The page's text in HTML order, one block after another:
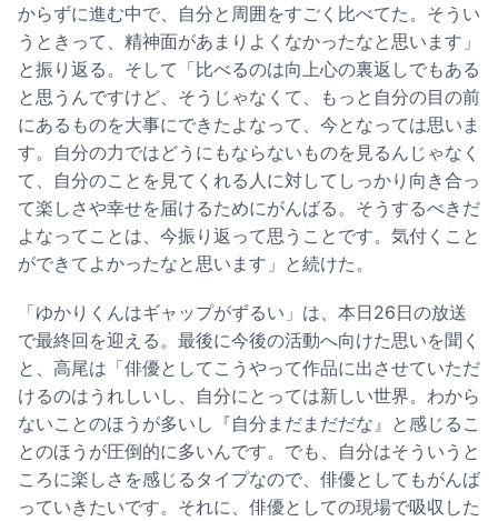
からずに進む中で、自分と周囲をすごく比べてた。そうい
うときって、精神面があまりよくなかったなと思います」
と振り返る。そして「比べるのは向上心の裏返しでもある
と思うんですけど、そうじゃなくて、もっと自分の目の前
にあるものを大事にできたよなって、今となっては思いま
す。自分の力ではどうにもならないものを見るんじゃなく
て、自分のことを見てくれる人に対してしっかり向き合っ
て楽しさや幸せを届けるためにがんばる。そうするべきだ
よなってことは、今振り返って思うことです。気付くこと
ができてよかったなと思います」と続けた。
「ゆかりくんはギャップがずるい」は、本日26日の放送
で最終回を迎える。最後に今後の活動へ向けた思いを聞く
と、高尾は「俳優としてこうやって作品に出させていただ
けるのはうれしいし、自分にとっては新しい世界。わから
ないことのほうが多いし『自分まだまだだな』と感じるこ
とのほうが圧倒的に多いんです。でも、自分はそういうと
ころに楽しさを感じるタイプなので、俳優としてもがんば
っていきたいです。それに、俳優としての現場で吸収した